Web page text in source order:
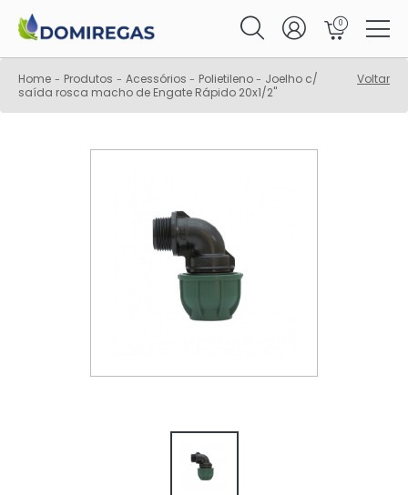
0
Home - Produtos - Acessórios - Polietileno- Joelho c/
saída rosca macho de Engate Rápido 20x1/2"
Voltar